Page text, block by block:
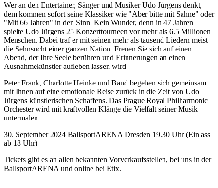
Wer an den Entertainer, Sänger und Musiker Udo Jürgens denkt,
dem kommen sofort seine Klassiker wie "Aber bitte mit Sahne" oder
"Mit 66 Jahren" in den Sinn. Kein Wunder, denn in 47 Jahren
spielte Udo Jürgens 25 Konzerttourneen vor mehr als 6.5 Millionen
Menschen. Dabei traf er mit seinen mehr als tausend Liedern meist
die Sehnsucht einer ganzen Nation. Freuen Sie sich auf einen
Abend, der Ihre Seele berühren und Erinnerungen an einen
Ausnahmekünstler aufleben lassen wird.
Peter Frank, Charlotte Heinke und Band begeben sich gemeinsam
mit Ihnen auf eine emotionale Reise zurück in die Zeit von Udo
Jürgens künstlerischen Schaffens. Das Prague Royal Philharmonic
Orchester wird mit kraftvollen Klänge die Vielfalt seiner Musik
untermalen.
30. September 2024 BallsportARENA Dresden 19.30 Uhr (Einlass
ab 18 Uhr)
Tickets gibt es an allen bekannten Vorverkaufsstellen, bei uns in der
BallsportARENA und online bei Etix.